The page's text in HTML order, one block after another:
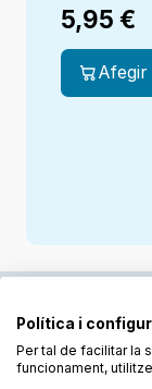
5,95 €
Afegir
Política i
Per tal de facilitar la
funcionament,